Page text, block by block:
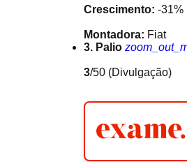
Crescimento: -31%
Montadora: Fiat
3. Palio
3/50 (Divulgação)